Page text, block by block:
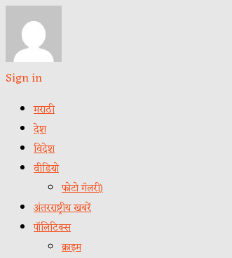
Sign in
मराठी
देश
विदेश
वीडियो
फोटो गॅलरी)
अंतरराष्ट्रीय खबरें
पॉलिटिक्स
क्राइम